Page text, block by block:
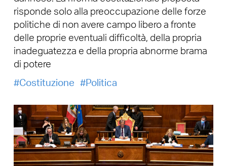
risponde solo alla preoccupazione delle forze
politiche di non avere campo libero a fronte
delle proprie eventuali difficoltà, della propria
inadeguatezza e della propria abnorme brama
di potere
Costituzione
Politica